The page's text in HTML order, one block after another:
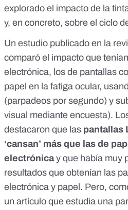
explorado el impacto de la
y, en concreto, sobre el ciclo
Un estudio publicado en la
comparó el impacto que
electrónica, los de pantallas
papel en la fatiga ocular,
(parpadeos por segundo) y
visual mediante encuesta).
destacaron que las pantallas
‘cansan’ más que las de
electrónicay que había muy
resultados que obtenían las
electrónica y papel. Pero,
un artículo que estudia una